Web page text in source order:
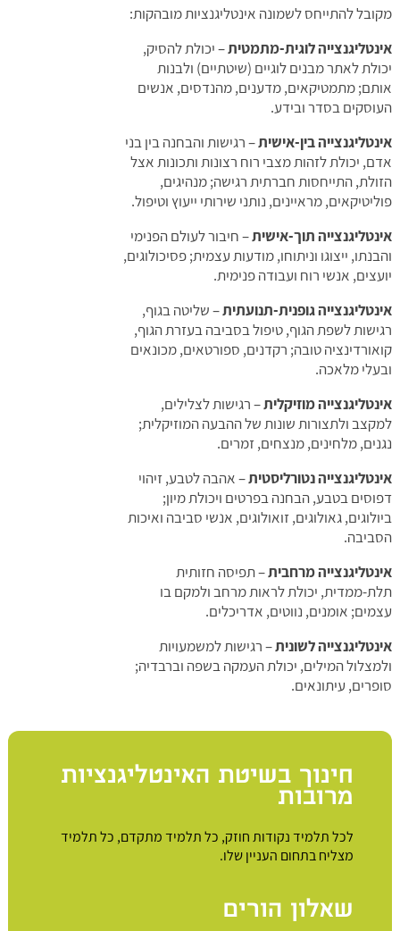
מקובל להתייחס לשמונה אינטליגנציות מובהקות:
אינטליגנצייה לוגית-מתמטית– יכולת להסיק,
יכולת לאתר מבנים לוגיים (שיטתיים) ולבנות
אותם; מתמטיקאים, מדענים, מהנדסים, אנשים
העוסקים בסדר ובידע.
אינטליגנצייה בין-אישית– רגישות והבחנה בין בני
אדם, יכולת לזהות מצבי רוח רצונות ותכונות אצל
הזולת, התייחסות חברתית רגישה; מנהיגים,
פוליטיקאים, מראיינים, נותני שירותי ייעוץ וטיפול.
אינטליגנצייה תוך-אישית– חיבור לעולם הפנימי
והבנתו, ייצוגו וניתוחו, מודעות עצמית; פסיכולוגים,
יועצים, אנשי רוח ועבודה פנימית.
אינטליגנצייה גופנית-תנועתית– שליטה בגוף,
רגישות לשפת הגוף, טיפול בסביבה בעזרת הגוף,
קואורדינציה טובה; רקדנים, ספורטאים, מכונאים
ובעלי מלאכה.
אינטליגנצייה מוזיקלית– רגישות לצלילים,
למקצב ולתצורות שונות של ההבעה המוזיקלית;
נגנים, מלחינים, מנצחים, זמרים.
אינטליגנצייה נטורליסטית– אהבה לטבע, זיהוי
דפוסים בטבע, הבחנה בפרטים ויכולת מיון;
ביולוגים, גאולוגים, זואולוגים, אנשי סביבה ואיכות
הסביבה.
אינטליגנצייה מרחבית– תפיסה חזותית
תלת-ממדית, יכולת לראות מרחב ולמקם בו
עצמים; אומנים, נווטים, אדריכלים.
אינטליגנצייה לשונית– רגישות למשמעויות
ולמצלול המילים, יכולת העמקה בשפה וברבדיה;
סופרים, עיתונאים.
חינוך בשיטת האינטליגנציות
מרובות
לכל תלמיד נקודות חוזק, כל תלמיד מתקדם, כל תלמיד
מצליח בתחום העניין שלו.
שאלון הורים